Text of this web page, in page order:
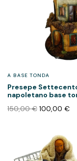
A BASE TONDA
Presepe
napoletano base
150,00€ 100,00 €